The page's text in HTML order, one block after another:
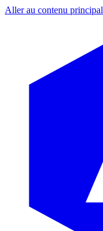
Aller au contenu principal